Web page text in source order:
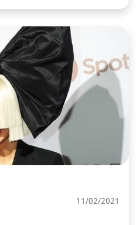
11/02/2021